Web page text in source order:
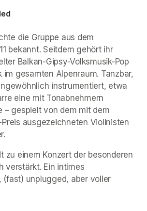
die Gruppe aus dem
bekannt. Seitdem gehört ihr
Balkan-Gipsy-Volksmusik-Pop
im gesamten Alpenraum. Tanzbar,
instrumentiert, etwa
eine mit Tonabnehmern
– gespielt von dem mit dem
ausgezeichneten Violinisten
zu einem Konzert der besonderen
verstärkt. Ein intimes
(fast) unplugged, aber voller